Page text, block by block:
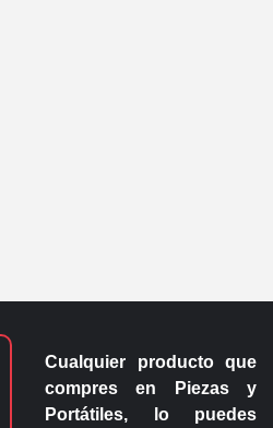
Cualquier producto que
compres en
Piezas y
Portátiles, lo puedes